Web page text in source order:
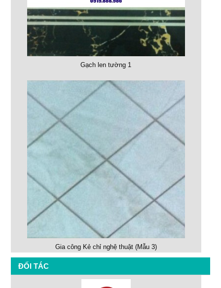
Gạch len tường 1
Gia công Kẻ chỉ nghệ thuật (Mẫu 3)
ĐỐI TÁC